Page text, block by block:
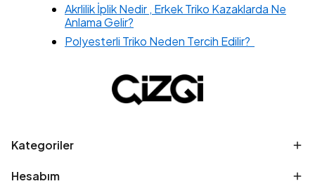
Akrlilik İplik Nedir , Erkek Triko Kazaklarda Ne
Anlama Gelir?
Polyesterli Triko Neden Tercih Edilir?
Kategoriler
Hesabım